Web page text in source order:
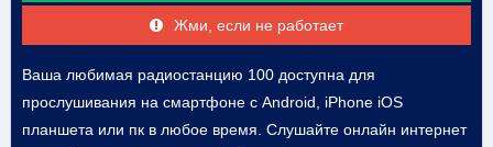
Жми, если не работает
Ваша любимая радиостанцию 100 доступна для
прослушивания на смартфоне с Android, iPhone iOS
планшета или пк в любое время. Слушайте онлайн интернет